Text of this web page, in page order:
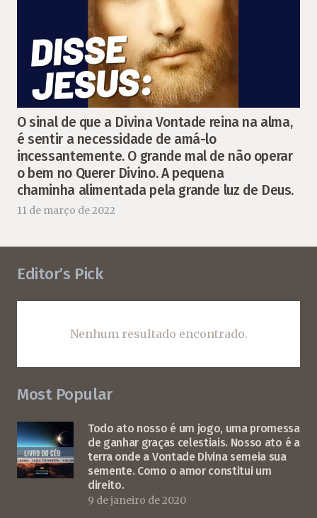
O sinal de que a Divina Vontade reina na alma,
é sentir a necessidade de amá-lo
incessantemente. O grande mal de não operar
o bem no Querer Divino. A pequena
chaminha alimentada pela grande luz de Deus.
11 de março de 2022
Editor’s Pick
Nenhum resultado encontrado.
Most Popular
Todo ato nosso é um jogo, uma promessa
de ganhar graças celestiais. Nosso ato é a
terra onde a Vontade Divina semeia sua
semente. Como o amor constitui um
direito.
9 de janeiro de 2020